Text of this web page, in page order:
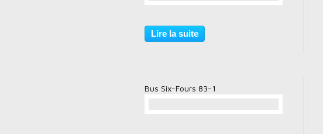
Lire la suite
Bus Six-Fours 83-1